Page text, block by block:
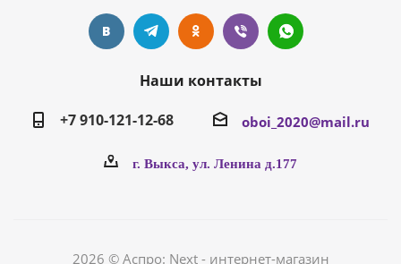
Наши контакты
+7 910-121-12-68
oboi_2020@mail.ru
г. Выкса, ул. Ленина д.177
2026 © Аспро: Next - интернет-магазин